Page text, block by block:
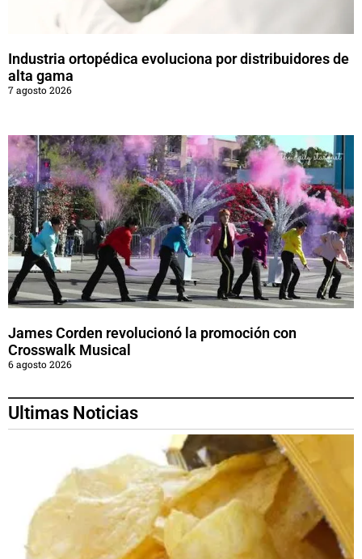
Industria ortopédica evoluciona por distribuidores de
alta gama
7 agosto 2026
James Corden revolucionó la promoción con
Crosswalk Musical
6 agosto 2026
Ultimas Noticias